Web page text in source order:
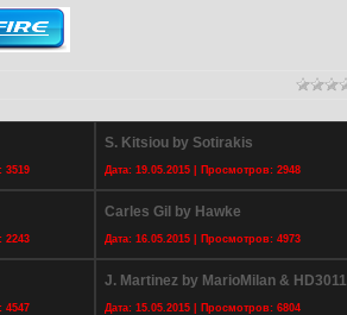
3519
S. Kitsiou by Sotirakis
Дата: 19.05.2015 | Просмотров: 2948
2243
Carles Gil by Hawke
Дата: 16.05.2015 | Просмотров: 4973
4547
J. Martinez by MarioMilan & HD3011
Дата: 15.05.2015 | Просмотров: 6804